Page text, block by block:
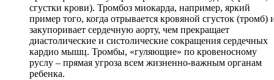
сгустки крови). Тромбоз миокарда, например, яркий
пример того, когда отрывается кровяной сгусток (тромб)
закупоривает сердечную аорту, чем прекращает
диастолические и систолические сокращения сердечных
кардио мышц. Тромбы, «гуляющие» по кровеносному
руслу – прямая угроза всем жизненно-важным органам
ребенка.